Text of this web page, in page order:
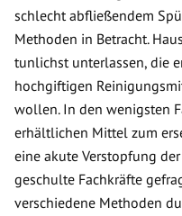
schlecht abfließendem
Methoden in Betracht.
tunlichst unterlassen, die
hochgiftigen
wollen. In den wenigsten
erhältlichen Mittel zum
eine akute Verstopfung
geschulte Fachkräfte
verschiedene Methoden